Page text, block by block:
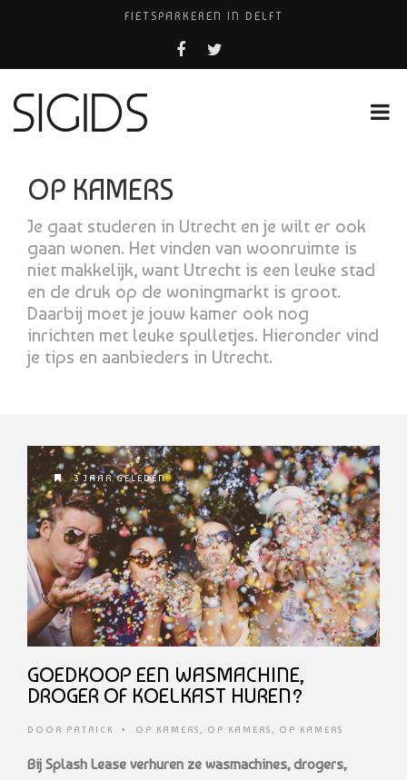
FIETSPARKEREN IN DELFT
PIZZERIA POMPEÏ ￼
COCKTAILS ON THE SPOT!
OP KAMERS
Je gaat studeren in Utrecht en je wilt er ook
gaan wonen. Het vinden van woonruimte is
niet makkelijk, want Utrecht is een leuke stad
en de druk op de woningmarkt is groot.
Daarbij moet je jouw kamer ook nog
inrichten met leuke spulletjes. Hieronder vind
je tips en aanbieders in Utrecht.
3 JAAR GELEDEN
GOEDKOOP EEN WASMACHINE,
DROGER OF KOELKAST HUREN?
DOOR PATRICK • OP KAMERS, OP KAMERS, OP KAMERS
Bij Splash Lease verhuren ze wasmachines, drogers,